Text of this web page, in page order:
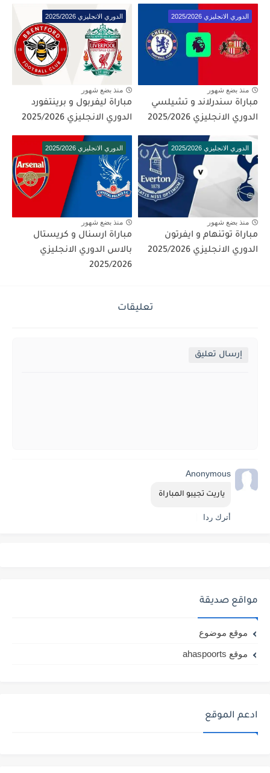
الدوري الانجليزي 2025/2026
منذ بضع شهور
مباراة سندرلاند و تشيلسي
الدوري الانجليزي 2025/2026
الدوري الانجليزي 2025/2026
منذ بضع شهور
مباراة ليفربول و برينتفورد
الدوري الانجليزي 2025/2026
الدوري الانجليزي 2025/2026
منذ بضع شهور
مباراة توتنهام و ايفرتون
الدوري الانجليزي 2025/2026
الدوري الانجليزي 2025/2026
منذ بضع شهور
مباراة ارسنال و كريستال
بالاس الدوري الانجليزي
2025/2026
تعليقات
إرسال تعليق
Anonymous
ياريت تجيبو المباراة
أترك ردا
مواقع صديقة
موقع موضوع
موقع ahaspoorts
ادعم الموقع